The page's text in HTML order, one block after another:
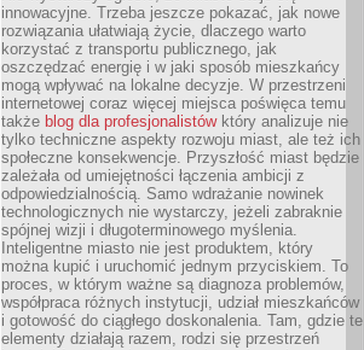
innowacyjne. Trzeba jeszcze pokazać, jak nowe
rozwiązania ułatwiają życie, dlaczego warto
korzystać z transportu publicznego, jak
oszczędzać energię i w jaki sposób mieszkańcy
mogą wpływać na lokalne decyzje. W przestrzeni
internetowej coraz więcej miejsca poświęca temu
także blog dla profesjonalistówktóry analizuje nie
tylko techniczne aspekty rozwoju miast, ale też ich
społeczne konsekwencje. Przyszłość miast będzie
zależała od umiejętności łączenia ambicji z
odpowiedzialnością. Samo wdrażanie nowinek
technologicznych nie wystarczy, jeżeli zabraknie
spójnej wizji i długoterminowego myślenia.
Inteligentne miasto nie jest produktem, który
można kupić i uruchomić jednym przyciskiem. To
proces, w którym ważne są diagnoza problemów,
współpraca różnych instytucji, udział mieszkańców
i gotowość do ciągłego doskonalenia. Tam, gdzie te
elementy działają razem, rodzi się przestrzeń